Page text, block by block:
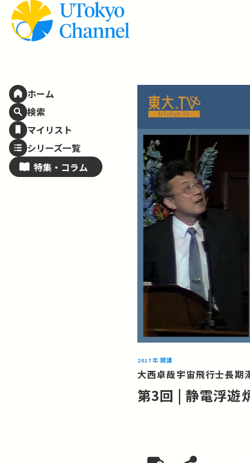
ホーム
検索
マイリスト
シリーズ一覧
特集・ コラム
2017年 開講
大西卓哉宇宙飛行士長期
第3回 | 静電浮遊